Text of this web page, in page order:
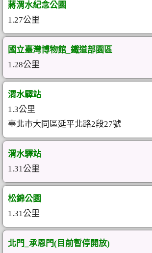
蔣渭水紀念公園
1.27公里
國立臺灣博物館_鐵道部園區
1.28公里
渭水驛站
1.3公里
臺北市大同區延平北路2段27號
渭水驛站
1.31公里
松錦公園
1.31公里
北門_承恩門(目前暫停開放)